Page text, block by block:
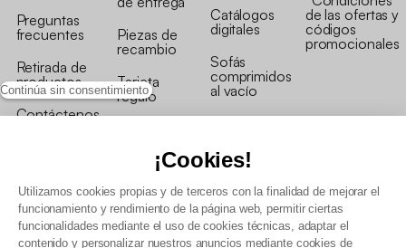
Continúa sin consentimiento
¡Cookies!
Utilizamos cookies propias y de terceros con la finalidad de mejorar el
funcionamiento y rendimiento de la página web, permitir ciertas
funcionalidades mediante el uso de cookies técnicas, adaptar el
contenido y personalizar nuestros anuncios mediante cookies de
Preguntas
frecuentes
Retirada de
productos
Contáctenos
Piezas de
recambio
Tarjeta
regalo
Catálogos
digitales
Sofás
comprimidos
al vacío
de las ofertas y
códigos
promocionales